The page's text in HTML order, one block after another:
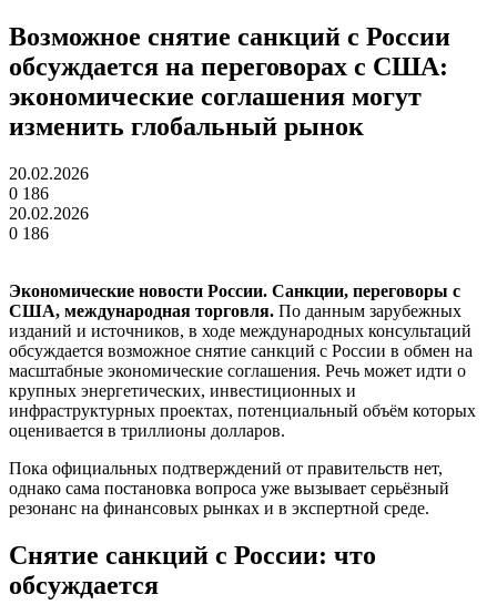
Возможное снятие санкций с России
обсуждается на переговорах с США:
экономические соглашения могут
изменить глобальный рынок
20.02.2026
0 186
20.02.2026
0 186
Экономические новости России. Санкции, переговоры с
США, международная торговля. По данным зарубежных
изданий и источников, в ходе международных консультаций
обсуждается возможное снятие санкций с России в обмен на
масштабные экономические соглашения. Речь может идти о
крупных энергетических, инвестиционных и
инфраструктурных проектах, потенциальный объём которых
оценивается в триллионы долларов.
Пока официальных подтверждений от правительств нет,
однако сама постановка вопроса уже вызывает серьёзный
резонанс на финансовых рынках и в экспертной среде.
Снятие санкций с России: что
обсуждается